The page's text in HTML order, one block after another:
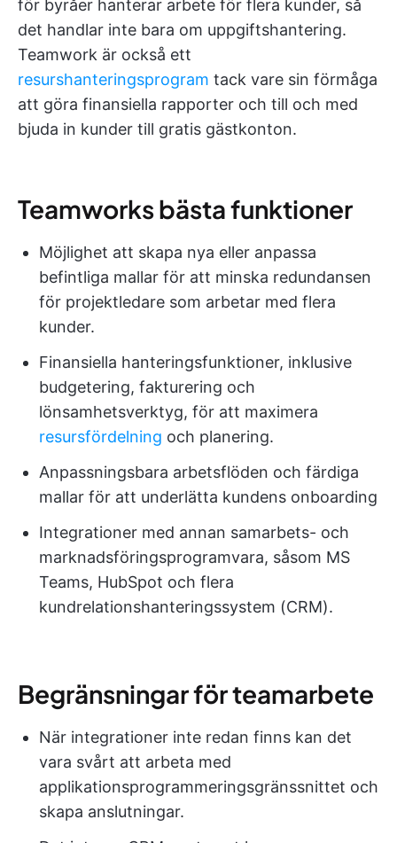
för byråer hanterar arbete för flera kunder, så
det handlar inte bara om uppgiftshantering.
Teamwork är också ett
resurshanteringsprogram tack vare sin förmåga
att göra finansiella rapporter och till och med
bjuda in kunder till gratis gästkonton.
Teamworks bästa funktioner
Möjlighet att skapa nya eller anpassa
befintliga mallar för att minska redundansen
för projektledare som arbetar med flera
kunder.
Finansiella hanteringsfunktioner, inklusive
budgetering, fakturering och
lönsamhetsverktyg, för att maximera
resursfördelning och planering.
Anpassningsbara arbetsflöden och färdiga
mallar för att underlätta kundens onboarding
Integrationer med annan samarbets- och
marknadsföringsprogramvara, såsom MS
Teams, HubSpot och flera
kundrelationshanteringssystem (CRM).
Begränsningar för teamarbete
När integrationer inte redan finns kan det
vara svårt att arbeta med
applikationsprogrammeringsgränssnittet och
skapa anslutningar.